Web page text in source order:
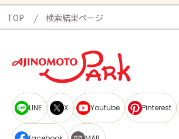
TOP 検索結果ページ
LINE X Youtube Pinterest